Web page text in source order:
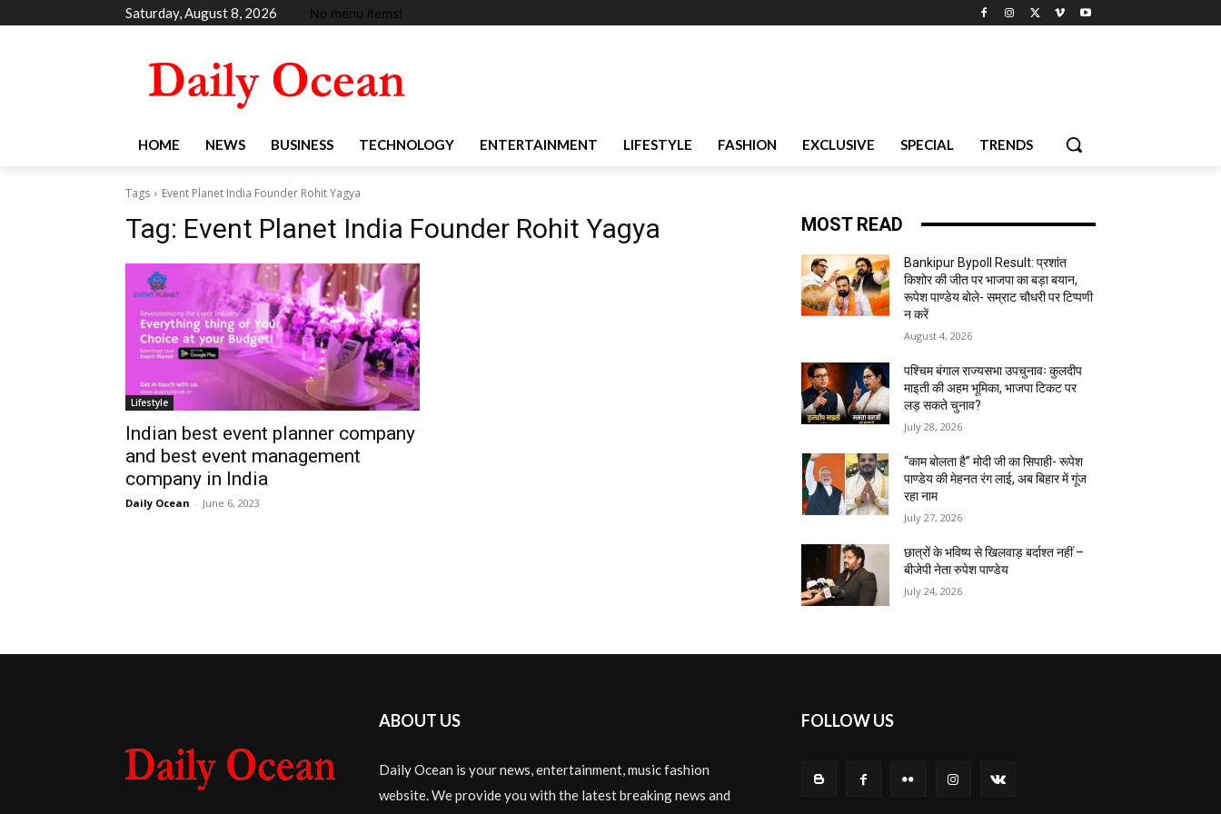
Saturday, August 8, 2026 No menu items!
HOME NEWS BUSINESS TECHNOLOGY ENTERTAINMENT LIFESTYLE FASHION EXCLUSIVE SPECIAL TRENDS
Tags Event Planet India Founder Rohit Yagya
Tag: Event Planet India Founder Rohit Yagya
Lifestyle
Indian best event planner company
and best event management
company in India
Daily Ocean - June 6, 2023
MOST READ
Bankipur Bypoll Result: प्रशांत
किशोर की जीत पर भाजपा का बड़ा बयान,
रूपेश पाण्डेय बोले- सम्राट चौधरी पर टिप्पणी
न करें
August 4, 2026
पश्चिम बंगाल राज्यसभा उपचुनावः कुलदीप
माइती की अहम भूमिका, भाजपा टिकट पर
लड़ सकते चुनाव?
July 28, 2026
“काम बोलता है” मोदी जी का सिपाही- रूपेश
पाण्डेय की मेहनत रंग लाई, अब बिहार में गूंज
रहा नाम
July 27, 2026
छात्रों के भविष्य से खिलवाड़ बर्दाश्त नहीं –
बीजेपी नेता रुपेश पाण्डेय
July 24, 2026
ABOUT US
Daily Ocean is your news, entertainment, music fashion
website. We provide you with the latest breaking news and
FOLLOW US